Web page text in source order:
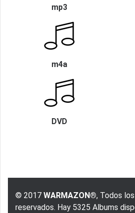
mp3
m4a
DVD
© 2017 WARMAZON®, Todos
reservados. Hay 5325 Albums